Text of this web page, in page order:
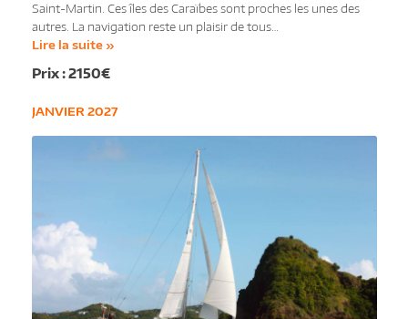
Saint-Martin. Ces îles des Caraïbes sont proches les unes des
autres. La navigation reste un plaisir de tous…
Lire la suite »
2150€
JANVIER 2027